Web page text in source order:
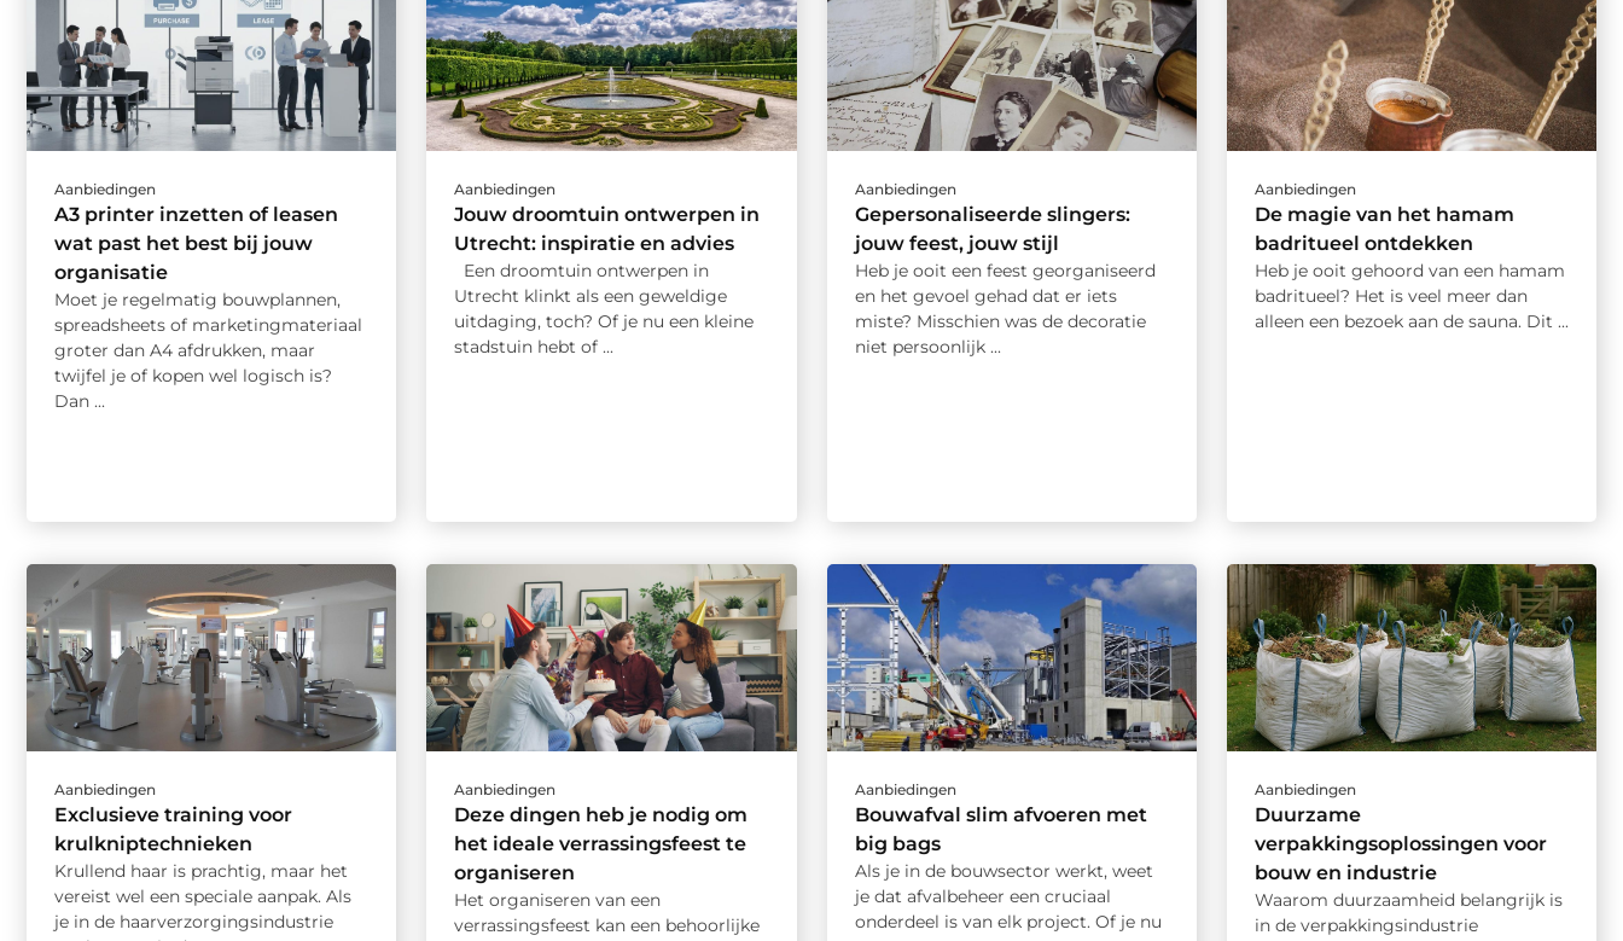
Aanbiedingen
A3 printer inzetten of leasen
wat past het best bij jouw
organisatie
Moet je regelmatig bouwplannen,
spreadsheets of marketingmateriaal
groter dan A4 afdrukken, maar
twijfel je of kopen wel logisch is?
Dan ...
Aanbiedingen
Jouw droomtuin ontwerpen in
Utrecht: inspiratie en advies
Een droomtuin ontwerpen in
Utrecht klinkt als een geweldige
uitdaging, toch? Of je nu een kleine
stadstuin hebt of ...
Aanbiedingen
Gepersonaliseerde slingers:
jouw feest, jouw stijl
Heb je ooit een feest georganiseerd
en het gevoel gehad dat er iets
miste? Misschien was de decoratie
niet persoonlijk ...
Aanbiedingen
De magie van het hamam
badritueel ontdekken
Heb je ooit gehoord van een hamam
badritueel? Het is veel meer dan
alleen een bezoek aan de sauna. Dit ...
Aanbiedingen
Exclusieve training voor
krulkniptechnieken
Krullend haar is prachtig, maar het
vereist wel een speciale aanpak. Als
je in de haarverzorgingsindustrie
Aanbiedingen
Deze dingen heb je nodig om
het ideale verrassingsfeest te
organiseren
Het organiseren van een
verrassingsfeest kan een behoorlijke
Aanbiedingen
Bouwafval slim afvoeren met
big bags
Als je in de bouwsector werkt, weet
je dat afvalbeheer een cruciaal
onderdeel is van elk project. Of je nu
Aanbiedingen
Duurzame
verpakkingsoplossingen voor
bouw en industrie
Waarom duurzaamheid belangrijk is
in de verpakkingsindustrie